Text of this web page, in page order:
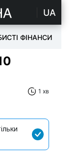
UA
ФІНАНСИ
1 хв